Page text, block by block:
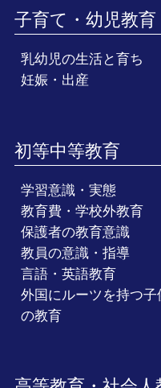
子育て・幼児教育
乳幼児の生活と育ち
妊娠・出産
初等中等教育
学習意識・実態
教育費・学校外教育
保護者の教育意識
教員の意識・指導
言語・英語教育
外国にルーツを持つ子
の教育